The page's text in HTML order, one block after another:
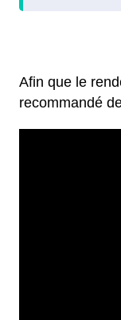
Afin que le
recommandé